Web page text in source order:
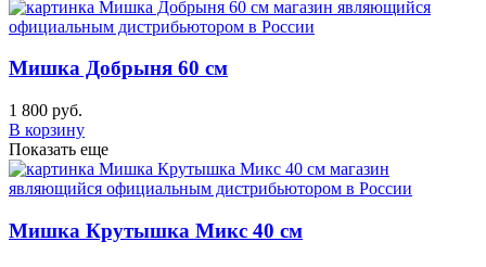
Мишка Добрыня 60 см
1 800 руб.
В корзину
Показать еще
Мишка Крутышка Микс 40 см